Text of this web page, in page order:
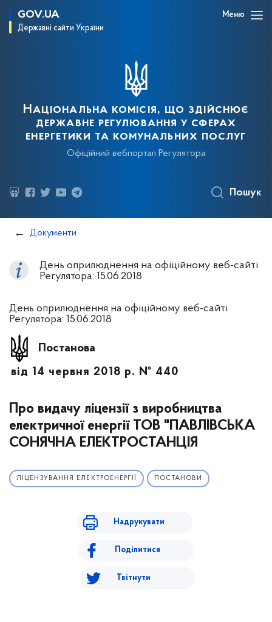
GOV.UA
Державні сайти України
Меню
Національна комісія, що здійснює
державне регулювання у сферах
енергетики та комунальних послуг
Офіційний вебпортал Регулятора
Пошук
Документи
День оприлюднення на офіційному веб-сайті
Регулятора: 15.06.2018
День оприлюднення на офіційному веб-сайті
Регулятора: 15.06.2018
Постанова
від 14 червня 2018 р. № 440
Про видачу ліцензії з виробництва
електричної енергії ТОВ "ПАВЛІВСЬКА
СОНЯЧНА ЕЛЕКТРОСТАНЦІЯ
ЛІЦЕНЗУВАННЯ ЕЛЕКТРОЕНЕРГІЇ ПОСТАНОВИ
Надрукувати
Поділитися
Твітнути